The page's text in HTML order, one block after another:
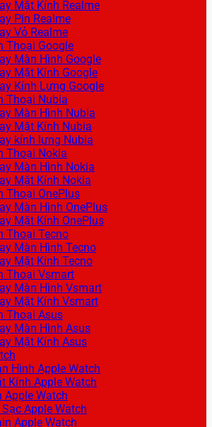
Mặt Kính Realme
Pin Realme
Vỏ Realme
Thoại Google
Màn Hình Google
Mặt Kính Google
Kính Lưng Google
Thoại Nubia
Màn Hình Nubia
Mặt Kính Nubia
kính lưng Nubia
Thoại Nokia
Màn Hình Nokia
Mặt Kính Nokia
Thoại OnePlus
Màn Hình OnePlus
Mặt Kính OnePlus
Thoại Tecno
Màn Hình Tecno
Mặt Kính Tecno
Thoại Vsmart
Màn Hình Vsmart
Mặt Kính Vsmart
Thoại Asus
Màn Hình Asus
Mặt Kính Asus
Hình Apple Watch
Kính Apple Watch
Apple Watch
Apple Watch
Apple Watch